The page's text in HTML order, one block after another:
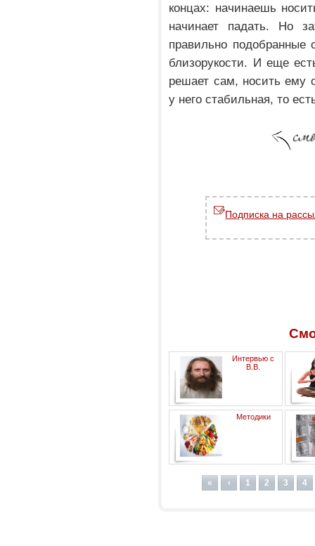
концах: начинаешь
начинает падать. Но
правильно подобранные
близорукости. И еще
решает сам, носить ему
у него стабильная, то
Подписка на
Интервью с
В.В.
Синельниковым
Методики
инсульта. Диета и питание.
« ‹ 1 2 3 4